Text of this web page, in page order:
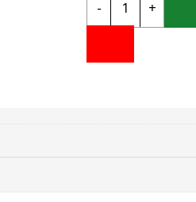
-
CONVERTIDOR
FRECUENCIA
+